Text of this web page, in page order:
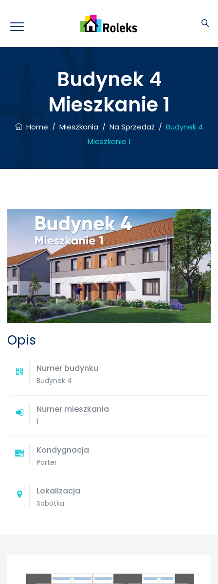
Budynek 4
Mieszkanie 1
Home / Mieszkania / Na Sprzedaż / Budynek 4
Mieszkanie 1
Opis
Numer budynku
Budynek 4
Numer mieszkania
1
Kondygnacja
Parter
Lokalizacja
Sobótka